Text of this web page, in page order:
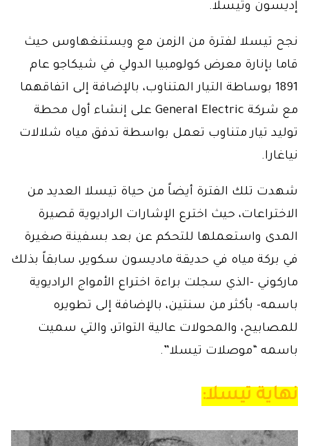
إديسون وتيسلا.
نجح تيسلا لفترة من الزمن مع ويستنغهاوس حيث
قاما بإنارة معرض كولومبيا الدولي في شيكاجو عام
1891 بوساطة التيار المتناوب، بالإضافة إلى اتفاقهما
مع شركة General Electric على إنشاء أول محطة
توليد تيار متناوب تعمل بواسطة تدفق مياه شلالات
نياغارا.
شهدت تلك الفترة أيضاً من حياة تيسلا العديد من
الاختراعات، حيث اخترع الإشارات الراديوية قصيرة
المدى واستعملها للتحكم عن بعد بسفينة صغيرة
في بركة مياه في حديقة ماديسون سكوير، سابقاً بذلك
ماركوني -الذي سجلت براءة اختراع الأمواج الراديوية
باسمه- بأكثر من سنتين، بالإضافة إلى تطويره
للمصابيح، والمحولات عالية التواتر، والتي سميت
باسمه “موصلات تيسلا”.
نهاية تيسلا: